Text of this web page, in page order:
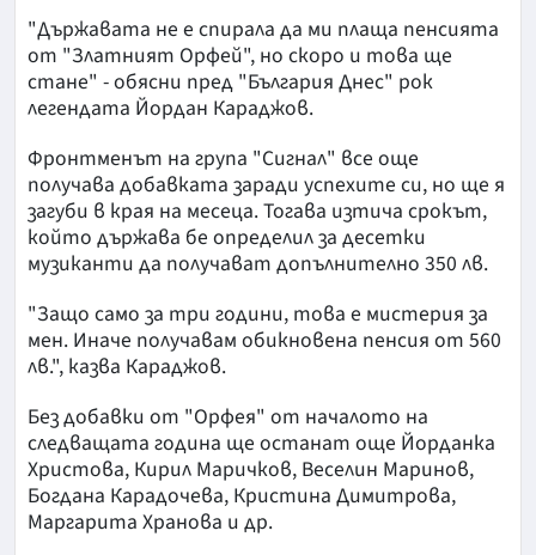
"Държавата не е спирала да ми плаща пенсията
от "Златният Орфей", но скоро и това ще
стане" - обясни пред "България Днес" рок
легендата Йордан Караджов.
Фронтменът на група "Сигнал" все още
получава добавката заради успехите си, но ще я
загуби в края на месеца. Тогава изтича срокът,
който държава бе определил за десетки
музиканти да получават допълнително 350 лв.
"Защо само за три години, това е мистерия за
мен. Иначе получавам обикновена пенсия от 560
лв.", казва Караджов.
Без добавки от "Орфея" от началото на
следващата година ще останат още Йорданка
Христова, Кирил Маричков, Веселин Маринов,
Богдана Карадочева, Кристина Димитрова,
Маргарита Хранова и др.